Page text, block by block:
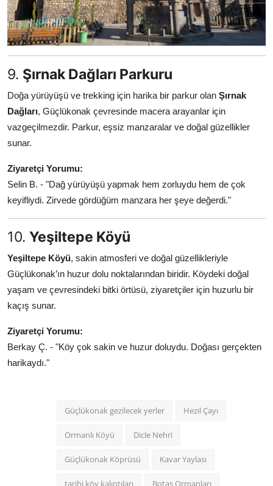
9. Şırnak Dağları Parkuru
Doğa yürüyüşü ve trekking için harika bir parkur olan Şırnak
Dağları, Güçlükonak çevresinde macera arayanlar için
vazgeçilmezdir. Parkur, eşsiz manzaralar ve doğal güzellikler
sunar.
Ziyaretçi Yorumu:
Selin B. - "Dağ yürüyüşü yapmak hem zorluydu hem de çok
keyifliydi. Zirvede gördüğüm manzara her şeye değerdi."
10. Yeşiltepe Köyü
Yeşiltepe Köyü, sakin atmosferi ve doğal güzellikleriyle
Güçlükonak’ın huzur dolu noktalarından biridir. Köydeki doğal
yaşam ve çevresindeki bitki örtüsü, ziyaretçiler için huzurlu bir
kaçış sunar.
Ziyaretçi Yorumu:
Berkay Ç. - "Köy çok sakin ve huzur doluydu. Doğası gerçekten
harikaydı."
Güçlükonak gezilecek yerler Hezil Çayı
Ormanlı Köyü Dicle Nehri
Güçlükonak Köprüsü Kavar Yaylası
tarihi köy kalıntıları Botaş Ormanları